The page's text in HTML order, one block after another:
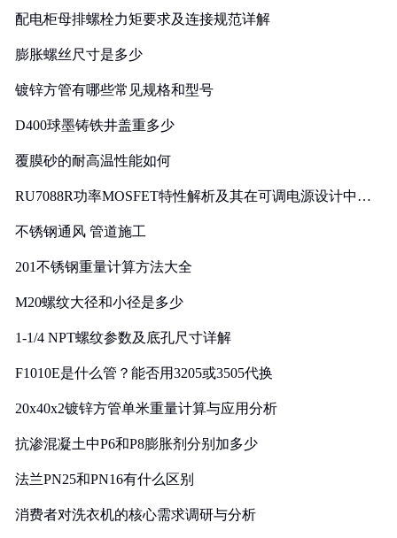
配电柜母排螺栓力矩要求及连接规范详解
膨胀螺丝尺寸是多少
镀锌方管有哪些常见规格和型号
D400球墨铸铁井盖重多少
覆膜砂的耐高温性能如何
RU7088R功率MOSFET特性解析及其在可调电源设计中的
不锈钢通风 管道施工
201不锈钢重量计算方法大全
M20螺纹大径和小径是多少
1-1/4 NPT螺纹参数及底孔尺寸详解
F1010E是什么管？能否用3205或3505代换
20x40x2镀锌方管单米重量计算与应用分析
抗渗混凝土中P6和P8膨胀剂分别加多少
法兰PN25和PN16有什么区别
消费者对洗衣机的核心需求调研与分析